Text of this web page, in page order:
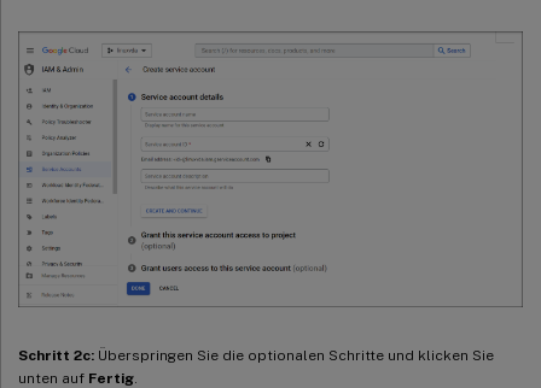
Schritt 2c: Überspringen Sie die optionalen Schritte und klicken Sie
unten auf Fertig.